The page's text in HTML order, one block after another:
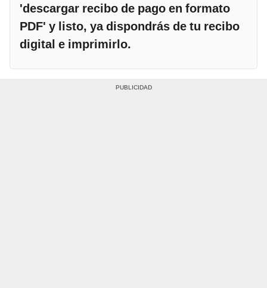
'descargar recibo de pago en formato
PDF' y listo, ya dispondrás de tu recibo
digital e imprimirlo.